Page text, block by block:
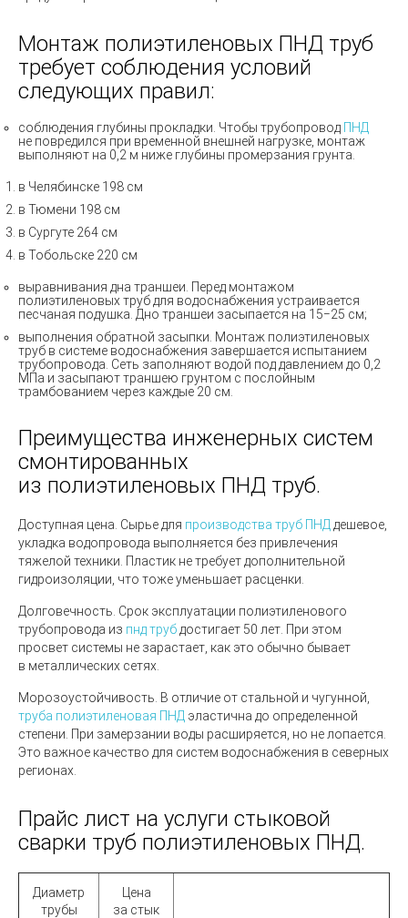
Монтаж полиэтиленовых ПНД труб
требует соблюдения условий
следующих правил:
соблюдения глубины прокладки. Чтобы трубопровод ПНД
не повредился при временной внешней нагрузке, монтаж
выполняют на 0,2 м ниже глубины промерзания грунта.
в Челябинске 198 см
в Тюмени 198 см
в Сургуте 264 см
в Тобольске 220 см
выравнивания дна траншеи. Перед монтажом
полиэтиленовых труб для водоснабжения устраивается
песчаная подушка. Дно траншеи засыпается на 15−25 см;
выполнения обратной засыпки. Монтаж полиэтиленовых
труб в системе водоснабжения завершается испытанием
трубопровода. Сеть заполняют водой под давлением до 0,2
МПа и засыпают траншею грунтом с послойным
трамбованием через каждые 20 см.
Преимущества инженерных систем
смонтированных
из полиэтиленовых ПНД труб.
Доступная цена. Сырье для производства труб ПНД дешевое,
укладка водопровода выполняется без привлечения
тяжелой техники. Пластик не требует дополнительной
гидроизоляции, что тоже уменьшает расценки.
Долговечность. Срок эксплуатации полиэтиленового
трубопровода из пнд труб достигает 50 лет. При этом
просвет системы не зарастает, как это обычно бывает
в металлических сетях.
Морозоустойчивость. В отличие от стальной и чугунной,
труба полиэтиленовая ПНД эластична до определенной
степени. При замерзании воды расширяется, но не лопается.
Это важное качество для систем водоснабжения в северных
регионах.
Прайс лист на услуги стыковой
сварки труб полиэтиленовых ПНД.
Диаметр
трубы
Цена
за стык